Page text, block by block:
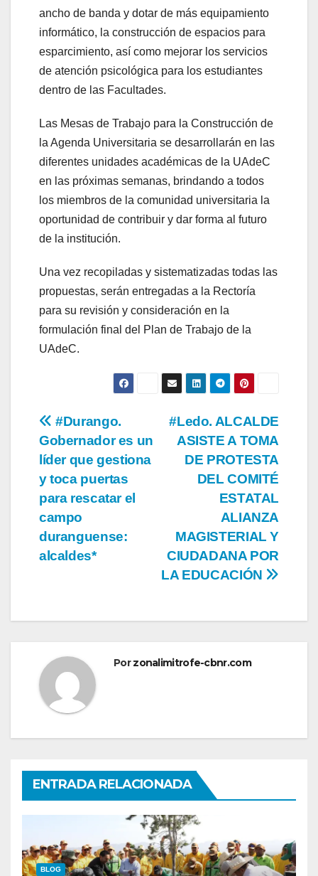
ancho de banda y dotar de más equipamiento
informático, la construcción de espacios para
esparcimiento, así como mejorar los servicios
de atención psicológica para los estudiantes
dentro de las Facultades.
Las Mesas de Trabajo para la Construcción de
la Agenda Universitaria se desarrollarán en las
diferentes unidades académicas de la UAdeC
en las próximas semanas, brindando a todos
los miembros de la comunidad universitaria la
oportunidad de contribuir y dar forma al futuro
de la institución.
Una vez recopiladas y sistematizadas todas las
propuestas, serán entregadas a la Rectoría
para su revisión y consideración en la
formulación final del Plan de Trabajo de la
UAdeC.
Navegación
de
entradas
#Ledo. ALCALDE
ASISTE A TOMA
DE PROTESTA
DEL COMITÉ
ESTATAL
ALIANZA
MAGISTERIAL Y
CIUDADANA POR
LA EDUCACIÓN
#Durango.
Gobernador es un
líder que gestiona
y toca puertas
para rescatar el
campo
duranguense:
alcaldes*
Porzonalimitrofe-cbnr.com
ENTRADA RELACIONADA
BLOG